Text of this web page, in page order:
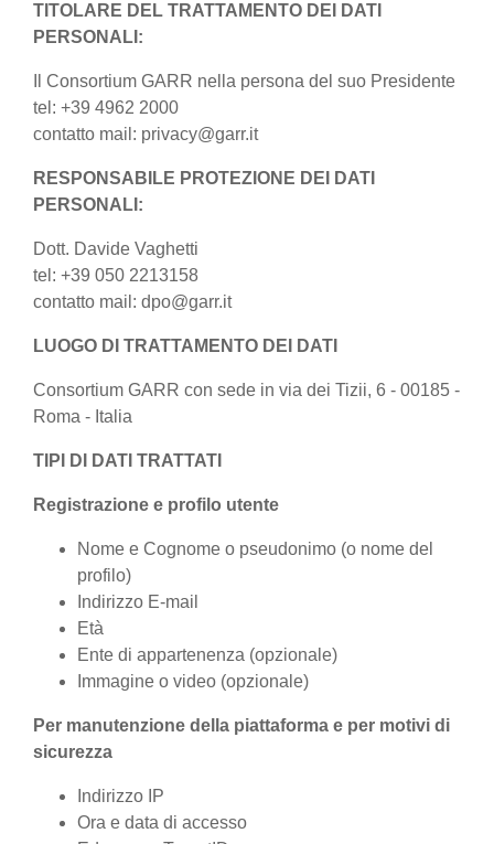
TITOLARE DEL TRATTAMENTO DEI DATI
PERSONALI:
Il Consortium GARR nella persona del suo Presidente
tel: +39 4962 2000
contatto mail: privacy@garr.it
RESPONSABILE PROTEZIONE DEI DATI
PERSONALI:
Dott. Davide Vaghetti
tel: +39 050 2213158
contatto mail: dpo@garr.it
LUOGO DI TRATTAMENTO DEI DATI
Consortium GARR con sede in via dei Tizii, 6 - 00185 -
Roma - Italia
TIPI DI DATI TRATTATI
Registrazione e profilo utente
Nome e Cognome o pseudonimo (o nome del
profilo)
Indirizzo E-mail
Età
Ente di appartenenza (opzionale)
Immagine o video (opzionale)
Per manutenzione della piattaforma e per motivi di
sicurezza
Indirizzo IP
Ora e data di accesso